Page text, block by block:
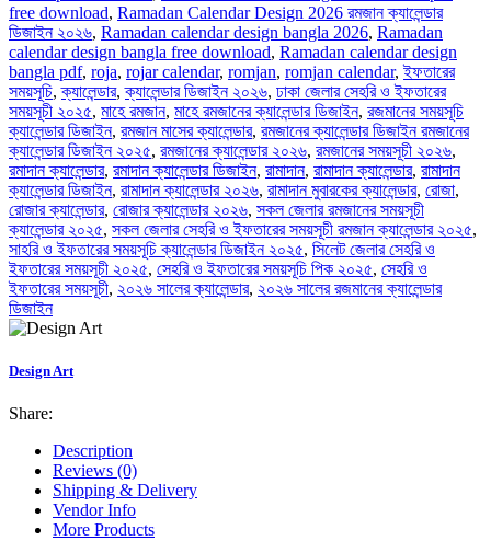
free download, Ramadan Calendar Design 2026 রমজান ক্যালেন্ডার
ডিজাইন ২০২৬, Ramadan calendar design bangla 2026, Ramadan
calendar design bangla free download, Ramadan calendar design
bangla pdf, roja, rojar calendar, romjan, romjan calendar, ইফতারের
সময়সূচি, ক্যালেন্ডার, ক্যালেন্ডার ডিজাইন ২০২৬, ঢাকা জেলার সেহরি ও ইফতারের
সময়সূচী ২০২৫, মাহে রমজান, মাহে রমজানের ক্যালেন্ডার ডিজাইন, রজমানের সময়সূচি
ক্যালেন্ডার ডিজাইন, রমজান মাসের ক্যালেন্ডার, রমজানের ক্যালেন্ডার ডিজাইন রমজানের
ক্যালেন্ডার ডিজাইন ২০২৫, রমজানের ক্যালেন্ডার ২০২৬, রমজানের সময়সূচী ২০২৬,
রমাদান ক্যালেন্ডার, রমাদান ক্যালেন্ডার ডিজাইন, রামাদান, রামাদান ক্যালেন্ডার, রামাদান
ক্যালেন্ডার ডিজাইন, রামাদান ক্যালেন্ডার ২০২৬, রামাদান মুবারকের ক্যালেন্ডার, রোজা,
রোজার ক্যালেন্ডার, রোজার ক্যালেন্ডার ২০২৬, সকল জেলার রমজানের সময়সূচী
ক্যালেন্ডার ২০২৫, সকল জেলার সেহরি ও ইফতারের সময়সূচী রমজান ক্যালেন্ডার ২০২৫,
সাহরি ও ইফতারের সময়সূচি ক্যালেন্ডার ডিজাইন ২০২৫, সিলেট জেলার সেহরি ও
ইফতারের সময়সূচী ২০২৫, সেহরি ও ইফতারের সময়সূচি পিক ২০২৫, সেহরি ও
ইফতারের সময়সূচী, ২০২৬ সালের ক্যালেন্ডার, ২০২৬ সালের রজমানের ক্যালেন্ডার
ডিজাইন
Design Art
Share:
Description
Reviews (0)
Shipping & Delivery
Vendor Info
More Products